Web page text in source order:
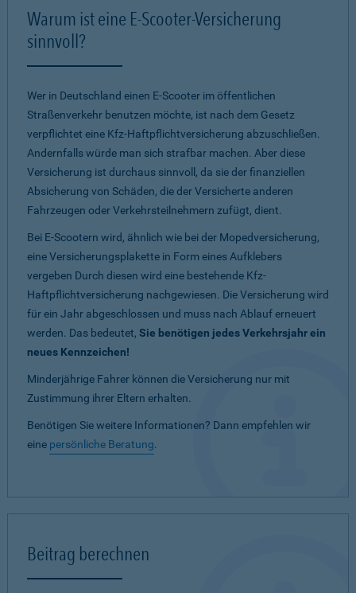
Warum ist eine E-Scooter-Versicherung
sinnvoll?
Wer in Deutschland einen E-Scooter im öffentlichen
Straßenverkehr benutzen möchte, ist nach dem Gesetz
verpflichtet eine Kfz-Haftpflichtversicherung abzuschließen.
Andernfalls würde man sich strafbar machen. Aber diese
Versicherung ist durchaus sinnvoll, da sie der finanziellen
Absicherung von Schäden, die der Versicherte anderen
Fahrzeugen oder Verkehrsteilnehmern zufügt, dient.
Bei E-Scootern wird, ähnlich wie bei der Mopedversicherung,
eine Versicherungsplakette in Form eines Aufklebers
vergeben Durch diesen wird eine bestehende Kfz-
Haftpflichtversicherung nachgewiesen. Die Versicherung wird
für ein Jahr abgeschlossen und muss nach Ablauf erneuert
werden. Das bedeutet, Sie benötigen jedes Verkehrsjahr ein
neues Kennzeichen!
Minderjährige Fahrer können die Versicherung nur mit
Zustimmung ihrer Eltern erhalten.
Benötigen Sie weitere Informationen? Dann empfehlen wir
eine persönliche Beratung.
Beitrag berechnen